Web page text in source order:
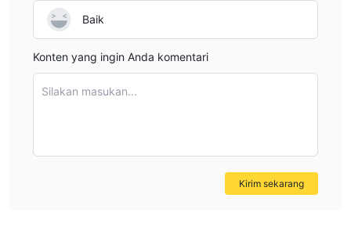
Baik
Konten yang ingin Anda komentari
Silakan masukan...
Kirim sekarang